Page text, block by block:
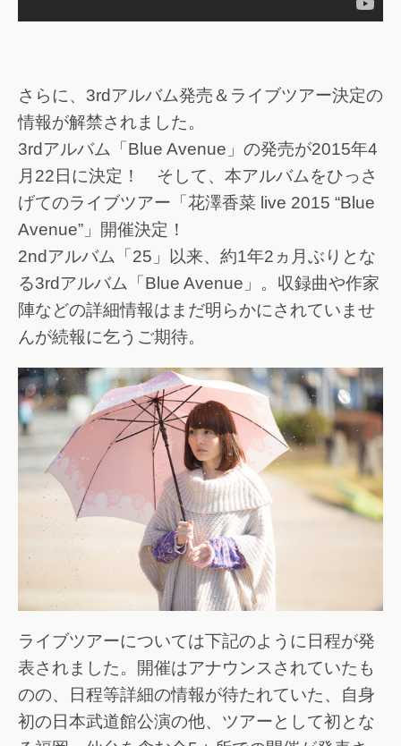
さらに、3rdアルバム発売＆ライブツアー決定の
情報が解禁されました。
3rdアルバム「Blue Avenue」の発売が2015年4
月22日に決定！ そして、本アルバムをひっさ
げてのライブツアー「花澤香菜 live 2015 “Blue
Avenue”」開催決定！
2ndアルバム「25」以来、約1年2ヵ月ぶりとな
る3rdアルバム「Blue Avenue」。収録曲や作家
陣などの詳細情報はまだ明らかにされていませ
んが続報に乞うご期待。
ライブツアーについては下記のように日程が発
表されました。開催はアナウンスされていたも
のの、日程等詳細の情報が待たれていた、自身
初の日本武道館公演の他、ツアーとして初とな